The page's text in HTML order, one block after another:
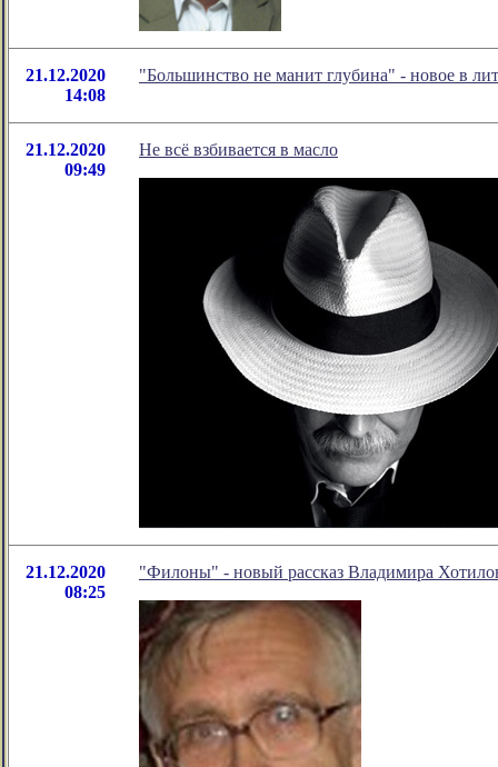
21.12.2020
14:08
"Большинство не манит глубина" - новое в
21.12.2020
09:49
Не всё взбивается в масло
21.12.2020
08:25
"Филоны" - новый рассказ Владимира